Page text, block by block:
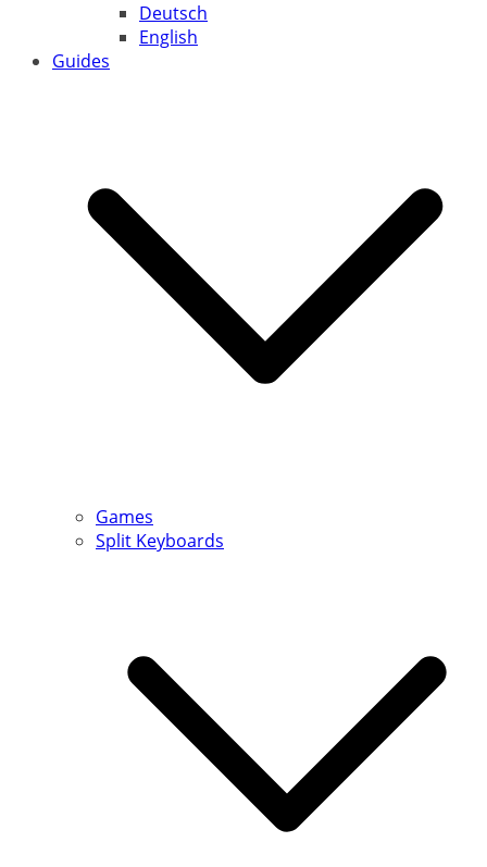
Deutsch
English
Guides
Games
Split Keyboards